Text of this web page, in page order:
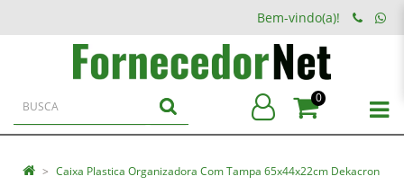
Bem-vindo(a)!
0
Caixa Plastica Organizadora Com Tampa 65x44x22cm Dekacron